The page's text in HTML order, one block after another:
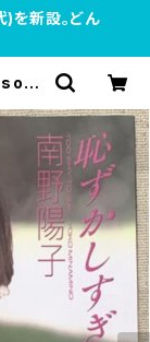
新設。どん
soul